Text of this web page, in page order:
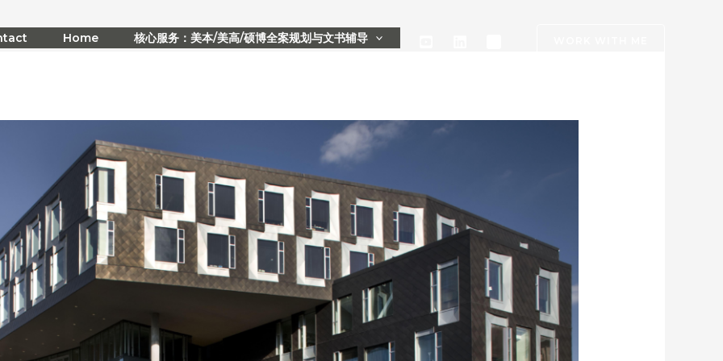
Home 核心服务：美本/美高/硕博全案规划与文书辅导